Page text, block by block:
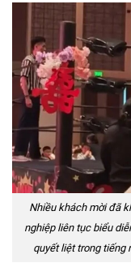
Nhiều khách mời đã
nghiệp liên tục biểu
quyết liệt trong tiếng